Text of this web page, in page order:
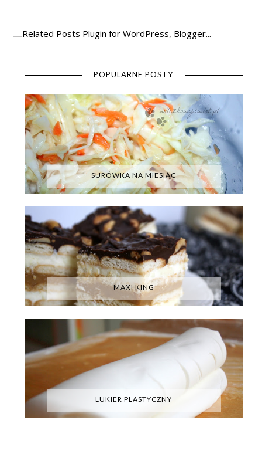
POPULARNE POSTY
SURÓWKA NA MIESIĄC
MAXI KING
LUKIER PLASTYCZNY